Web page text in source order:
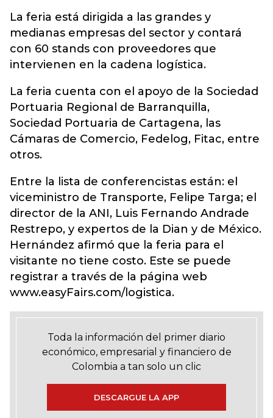
La feria está dirigida a las grandes y
medianas empresas del sector y contará
con 60 stands con proveedores que
intervienen en la cadena logística.
La feria cuenta con el apoyo de la Sociedad
Portuaria Regional de Barranquilla,
Sociedad Portuaria de Cartagena, las
Cámaras de Comercio, Fedelog, Fitac, entre
otros.
Entre la lista de conferencistas están: el
viceministro de Transporte, Felipe Targa; el
director de la ANI, Luis Fernando Andrade
Restrepo, y expertos de la Dian y de México.
Hernández afirmó que la feria para el
visitante no tiene costo. Este se puede
registrar a través de la página web
www.easyFairs.com/logistica.
Toda la información del primer diario
económico, empresarial y financiero de
Colombia a tan solo un clic
DESCARGUE LA APP